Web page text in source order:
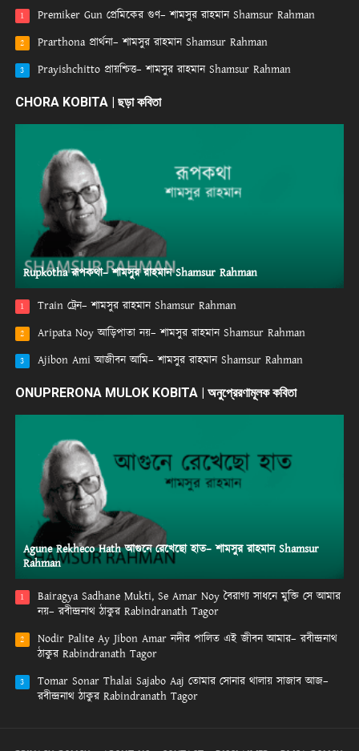
1 Premiker Gun প্রেমিকের গুণ– শামসুর রাহমান Shamsur Rahman
2 Prarthona প্রার্থনা– শামসুর রাহমান Shamsur Rahman
3 Prayishchitto প্রায়শ্চিত্ত– শামসুর রাহমান Shamsur Rahman
CHORA KOBITA | ছড়া কবিতা
Rupkotha রূপকথা– শামসুর রাহমান Shamsur Rahman
1 Train ট্রেন– শামসুর রাহমান Shamsur Rahman
2 Aripata Noy আড়িপাতা নয়– শামসুর রাহমান Shamsur Rahman
3 Ajibon Ami আজীবন আমি– শামসুর রাহমান Shamsur Rahman
ONUPRERONA MULOK KOBITA | অনুপ্রেরণামূলক কবিতা
Agune Rekheco Hath আগুনে রেখেছো হাত– শামসুর রাহমান Shamsur
Rahman
1
Bairagya Sadhane Mukti, Se Amar Noy বৈরাগ্য সাধনে মুক্তি সে আমার
নয়– রবীন্দ্রনাথ ঠাকুর Rabindranath Tagor
2
Nodir Palite Ay Jibon Amar নদীর পালিত এই জীবন আমার– রবীন্দ্রনাথ
ঠাকুর Rabindranath Tagor
3
Tomar Sonar Thalai Sajabo Aaj তোমার সোনার থালায় সাজাব আজ–
রবীন্দ্রনাথ ঠাকুর Rabindranath Tagor